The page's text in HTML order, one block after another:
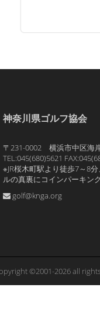
神奈川県ゴルフ協会
〒231-0002 横浜市中区海
TEL:045(680)5621
※JR桜木町駅より徒歩7～8
ルの真裏にコインパーキング
golf@knga.org
©2001-2026 all